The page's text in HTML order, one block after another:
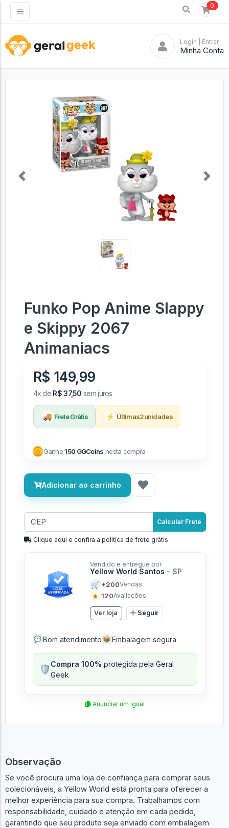
0
Login | Entrar
Minha Conta
Previous Next
Funko Pop Anime Slappy
e Skippy 2067
Animaniacs
R$ 149,99
4x de R$ 37,50 sem juros
🚚 Frete Grátis ⚡ Últimas2unidades
Ganhe150 GGCoins nesta compra
Adicionar ao carrinho
Calcular Frete
Clique aqui e confira a politíca de frete grátis
Vendido e entregue por
Yellow World Santos - SP
🛒 +200Vendas
★ 120Avaliações
Ver loja Seguir
💬 Bom atendimento 📦 Embalagem segura
🛡️Compra 100% protegida pela Geral
Geek
Anunciar um igual
Observação
Se você procura uma loja de confiança para comprar seus
colecionáveis, a Yellow World está pronta para oferecer a
melhor experiência para sua compra. Trabalhamos com
responsabilidade, cuidado e atenção em cada pedido,
garantindo que seu produto seja enviado com embalagem